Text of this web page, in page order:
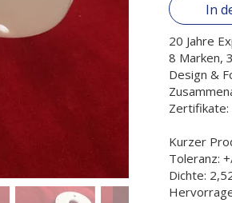
In
20 Jahre
8 Marken,
Design &
Zertifikate:
Kurzer
Toleranz:
Dichte: